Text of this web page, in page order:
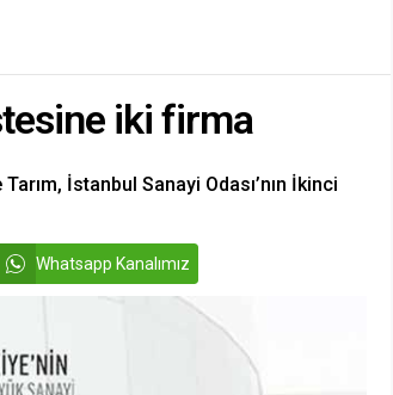
iki firma
İstanbul Sanayi Odası’nın İkinci
Whatsapp Kanalımız